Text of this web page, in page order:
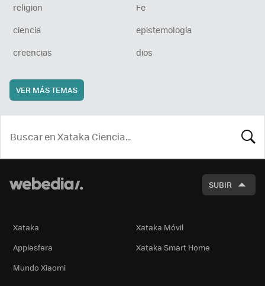
religion
Fe
ciencia
epistemología
creencias
dios
VER MÁS TEMAS
SUBIR
Xataka
Xataka Móvil
Applesfera
Xataka Smart Home
Mundo Xiaomi